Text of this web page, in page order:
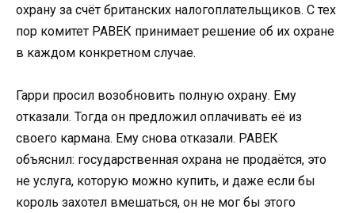
охрану за счёт британских налогоплательщиков. С тех
пор комитет РАВЕК принимает решение об их охране
в каждом конкретном случае.
Гарри просил возобновить полную охрану. Ему
отказали. Тогда он предложил оплачивать её из
своего кармана. Ему снова отказали. РАВЕК
объяснил: государственная охрана не продаётся, это
не услуга, которую можно купить, и даже если бы
король захотел вмешаться, он не мог бы этого